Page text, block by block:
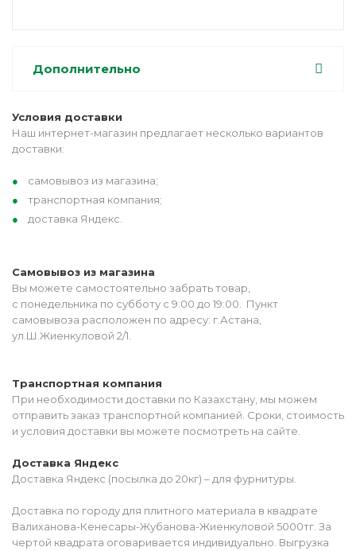
Дополнительно
Условия доставки
Наш интернет-магазин предлагает несколько вариантов
доставки:
самовывоз из магазина;
транспортная компания;
доставка Яндекс.
Самовывоз из магазина
Вы можете самостоятельно забрать товар,
с понедельника по субботу с 9:00 до 19:00. Пункт
самовывоза расположен по адресу: г.Астана,
ул.Ш.Жиенкуловой 2/1.
Транспортная компания
При необходимости доставки по Казахстану, мы можем
отправить заказ транспортной компанией. Сроки, стоимость
и условия доставки вы можете посмотреть на сайте.
Доставка Яндекс
Доставка Яндекс (посылка до 20кг) – для фурнитуры.
Доставка по городу для плитного материала в квадрате
Валиханова-Кенесары-Жубанова-Жиенкуловой 5000тг. За
чертой квадрата оговаривается индивидуально. Выгрузка